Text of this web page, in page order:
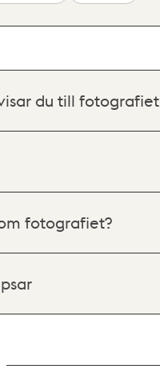
du till fotografiet
fotografiet?